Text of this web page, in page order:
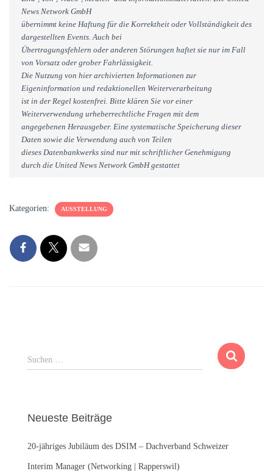
News Network GmbH
übernimmt keine Haftung für die Korrektheit oder Vollständigkeit des
dargestellten Events. Auch bei
Übertragungsfehlern oder anderen Störungen haftet sie nur im Fall
von Vorsatz oder grober Fahrlässigkeit.
Die Nutzung von hier archivierten Informationen zur
Eigeninformation und redaktionellen Weiterverarbeitung
ist in der Regel kostenfrei. Bitte klären Sie vor einer
Weiterverwendung urheberrechtliche Fragen mit dem
angegebenen Herausgeber. Eine systematische Speicherung dieser
Daten sowie die Verwendung auch von Teilen
dieses Datenbankwerks sind nur mit schriftlicher Genehmigung
durch die United News Network GmbH gestattet
Kategorien: AUSSTELLUNG
S
u
n
a
c
Suchen …
Neueste Beiträge
20-jähriges Jubiläum des DSIM – Dachverband Schweizer
Interim Manager (Networking | Rapperswil)